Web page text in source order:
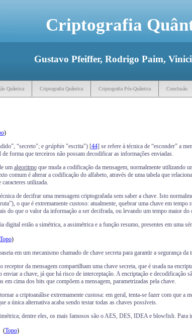
Criptografia
Gustavo Pfeiffer, Rodrigo Paim,
Quântica Criptografia Quântica Criptografia Pós-Quântica Conclusão
)
“secreto"; e gráphin"escrita") [44] se refere à técnica de “esconder” a
forma que terceiros não possam decodificar as informações enviadas.
um algoritmoque muda a codificação da mensagem, normalmente utilizando
comum é alterar a codificação do alfabeto, através de uma tabela que
utilizada.
de decifrar uma mensagem criptografada sem saber a chave. Isto
o que é extremamente custoso: atualmente, quebrar uma chave em
do que o valor da informação a ser decifrada, ou levando um tempo maior
estão a simétrica, a assimétrica e a função resumo, presentes em uma
)
em um mecanismo chamado de chave secreta para garantir a segurança
receptor da mensagem compartilham uma chave secreta, que é usada na
enviar a chave, já que há risco de interceptação. A encriptação e
em cima dos bits que compõem a mensagem, parametrizadas pela chave.
a criptoanálise extremamente custosa: em geral, tenta-se fazer com que a
a única alternativa acaba sendo testar todas as chaves possíveis.
dentre eles, os mais famosos são o AES, DES, IDEA e blowfish. Para
Topo)